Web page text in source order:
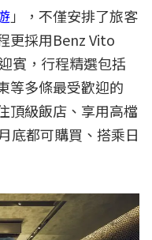
」，不僅安排了旅客
更採用Benz Vito
賓，行程精選包括
等多條最受歡迎的
頂級飯店、享用高檔
底都可購買、搭乘日